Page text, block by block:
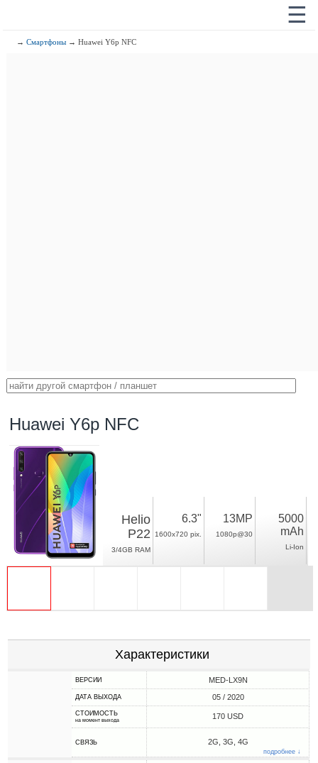
☰
→Смартфоны → Huawei Y6p NFC
Huawei Y6p NFC
Helio
P22
3/4GB RAM
6.3"
1600x720 pix.
13MP
1080p@30
5000
mAh
Li-Ion
Характеристики
ВЕРСИИ MED-LX9N
ДАТА ВЫХОДА 05 / 2020
СТОИМОСТЬ
на момент выхода 170 USD
СВЯЗЬ 2G, 3G, 4G
подробнее ↓